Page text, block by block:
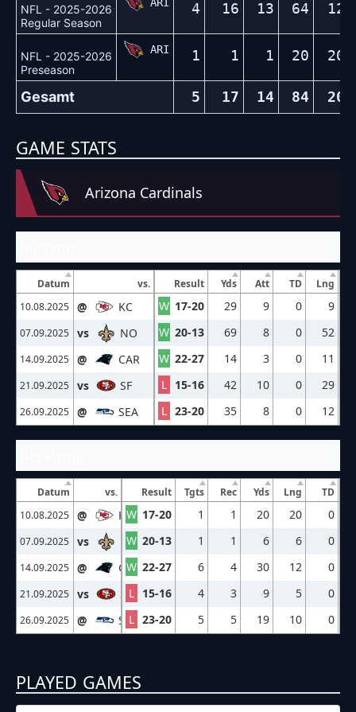
NFL - 2025-2026
Regular Season
4 16 13 64 12
NFL - 2025-2026
Preseason
ARI 1 1 1 20 20
Gesamt 5 17 14 84 20
GAME STATS
Arizona Cardinals
Datum vs. Result Yds Att TD
Lng
10.08.2025 @ KC W 17-20 29 9 0 9
07.09.2025 vs NO W 20-13 69 8 0 52
14.09.2025 @ CAR W 22-27 14 3 0 11
21.09.2025 vs SF L 15-16 42 10 0 29
26.09.2025 @ SEA L 23-20 35 8 0 12
Datum vs. Result Tgts Rec Yds Lng
TD
10.08.2025 @ KCW 17-20 1 1 20 20 0
07.09.2025 vs NO
W 20-13 1 1 6 6 0
14.09.2025 @ CAR
W 22-27 6 4 30 12 0
21.09.2025 vs SFL 15-16 4 3 9 5 0
26.09.2025 @ SEA
L 23-20 5 5 19 10 0
PLAYED GAMES